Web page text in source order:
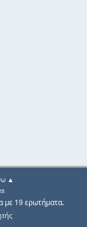
▲
με 19 ερωτήματα.